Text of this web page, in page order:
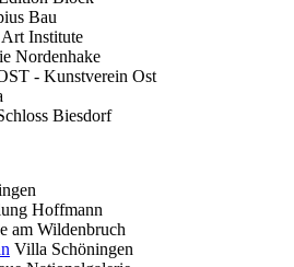
Bau
Institute
Nordenhake
- Kunstverein Ost
Biesdorf
Hoffmann
am Wildenbruch
Villa Schöningen